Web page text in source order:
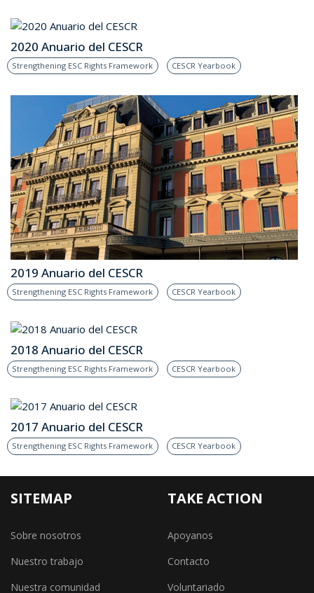
2020 Anuario del CESCR
Strengthening ESC Rights Framework CESCR Yearbook
2019 Anuario del CESCR
Strengthening ESC Rights Framework CESCR Yearbook
2018 Anuario del CESCR
Strengthening ESC Rights Framework CESCR Yearbook
2017 Anuario del CESCR
Strengthening ESC Rights Framework CESCR Yearbook
SITEMAP
Sobre nosotros
Nuestro trabajo
Nuestra comunidad
TAKE ACTION
Apoyanos
Contacto
Voluntariado